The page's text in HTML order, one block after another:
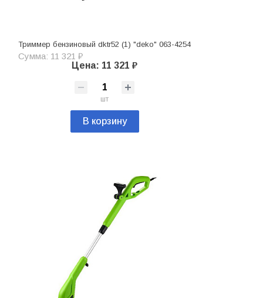
Триммер бензиновый dktr52 (1) "deko" 063-4254
Сумма: 11 321 ₽
Цена: 11 321 ₽
шт
В корзину